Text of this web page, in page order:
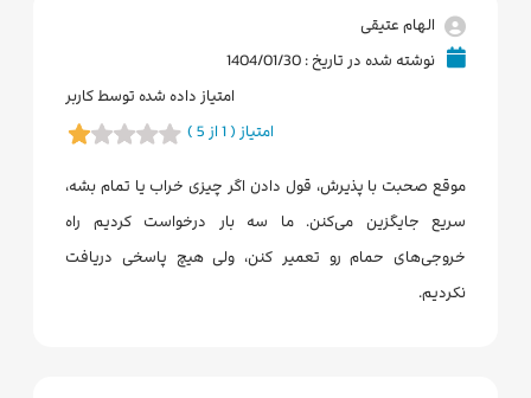
الهام عتیقی
نوشته شده در تاریخ : 1404/01/30
امتیاز داده شده توسط کاربر
امتیاز ( 1 از 5 )
موقع صحبت با پذیرش، قول دادن اگر چیزی خراب یا تمام بشه،
سریع جایگزین می‌کنن. ما سه بار درخواست کردیم راه
خروجی‌های حمام رو تعمیر کنن، ولی هیچ پاسخی دریافت
نکردیم.